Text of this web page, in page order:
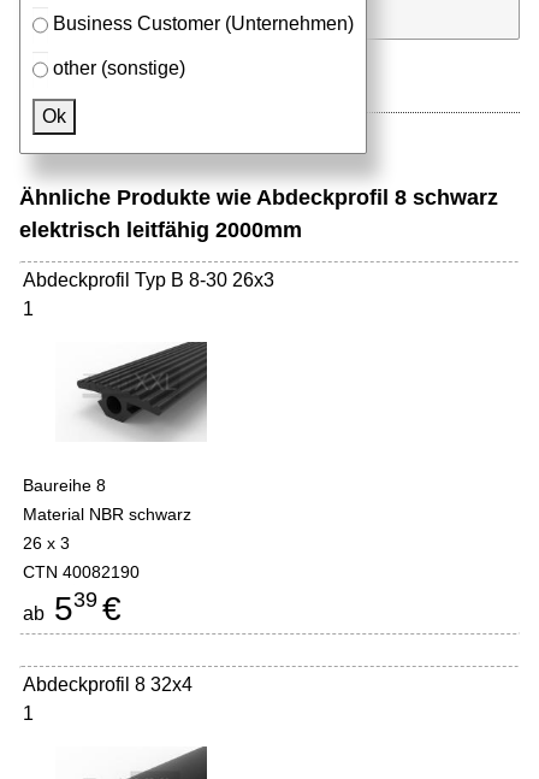
Business Customer (Unternehmen)
other (sonstige)
Ok
Ähnliche Produkte wie Abdeckprofil 8 schwarz
elektrisch leitfähig 2000mm
Abdeckprofil Typ B 8-30 26x3
1
Baureihe 8
Material NBR schwarz
26 x 3
CTN 40082190
ab 539 €
Abdeckprofil 8 32x4
1